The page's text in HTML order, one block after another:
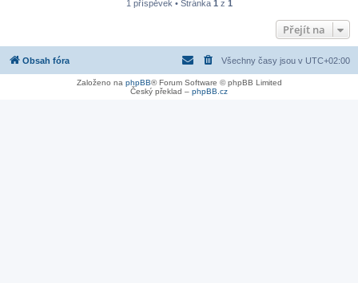
1 příspěvek • Stránka 1 z 1
Přejít na
Obsah fóra Všechny časy jsou v UTC+02:00
Založeno na phpBB® Forum Software © phpBB Limited
Český překlad – phpBB.cz